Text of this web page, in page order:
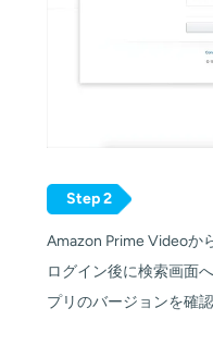
Step 2
Amazon Prime Videoか
ログイン後に検索画面
プリのバージョンを確